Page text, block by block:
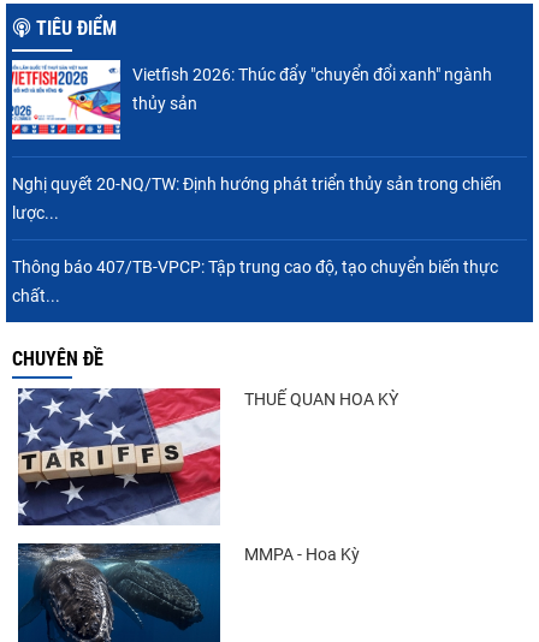
TIÊU ĐIỂM
Vietfish 2026: Thúc đẩy "chuyển đổi xanh" ngành
thủy sản
Nghị quyết 20-NQ/TW: Định hướng phát triển thủy sản trong chiến
lược...
Thông báo 407/TB-VPCP: Tập trung cao độ, tạo chuyển biến thực
chất...
CHUYÊN ĐỀ
THUẾ QUAN HOA KỲ
MMPA - Hoa Kỳ